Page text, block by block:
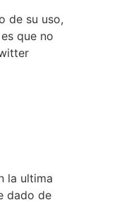
de su uso,
que no
la ultima
dado de